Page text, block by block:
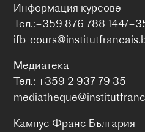
Информация курсове
Тел.:+359 876 788 144/
ifb-
Медиатека
Тел.: +359 2 937 79 35
Кампус Франс България